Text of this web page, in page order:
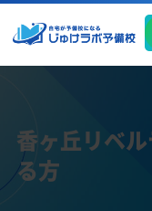
香ヶ丘リベ
る方